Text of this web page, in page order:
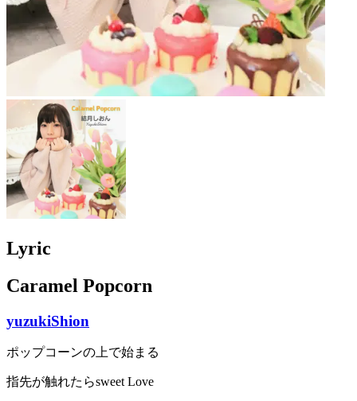
Lyric
Caramel Popcorn
yuzukiShion
ポップコーンの上で始まる
指先が触れたらsweet Love